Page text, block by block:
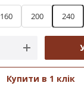
160 200 240
Купити в 1 клік